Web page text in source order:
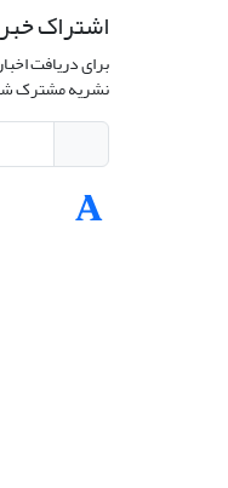
اشتراک
برای دریافت
نشریه مشترک